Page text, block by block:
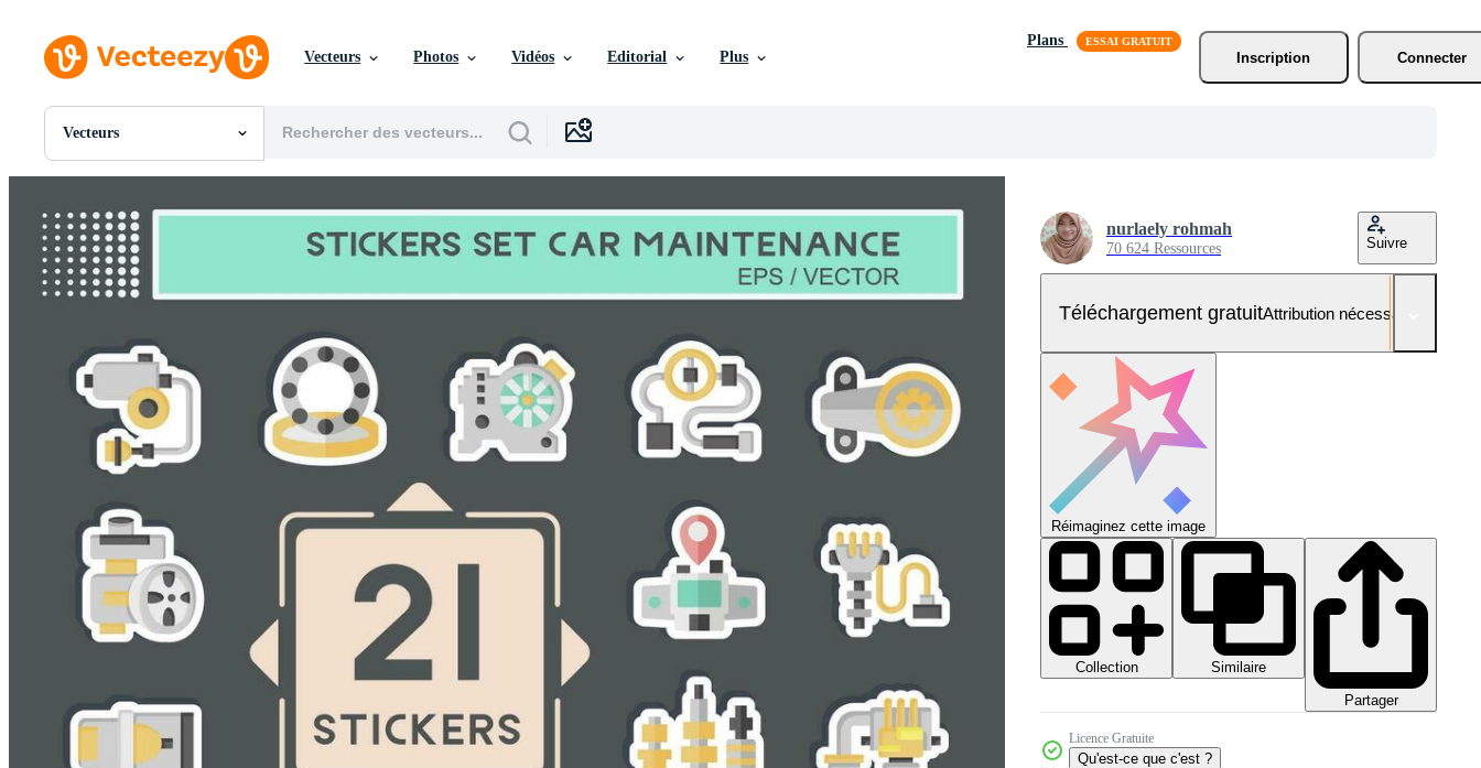
Vecteurs Photos Vidéos Editorial Plus
Plans
Inscription
Connecter
Vecteurs
Toutes Images
PNGs
PSDs
SVGs
Modèles
Vecteurs
Motion graphics
Images Éditoriales
Événements Éditoriaux
nurlaely rohmah
70 624 Ressources Suivre
Téléchargement gratuitAttribution nécessaire
Réimaginez cette image
Collection
Similaire
Partager
Licence Gratuite
Qu'est-ce que c'est ?